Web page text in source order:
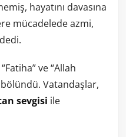
hayatını davasına
mücadelede azmi,
ve “Allah
Vatandaşlar,
sevgisi ile